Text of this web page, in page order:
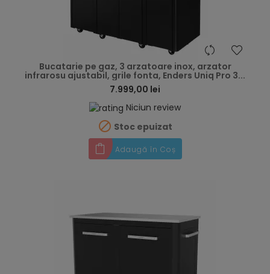
Bucatarie pe gaz, 3 arzatoare inox, arzator
infrarosu ajustabil, grile fonta, Enders Uniq Pro 3...
7.999,00 lei
Niciun review
 Stoc epuizat
Adaugă în Coș